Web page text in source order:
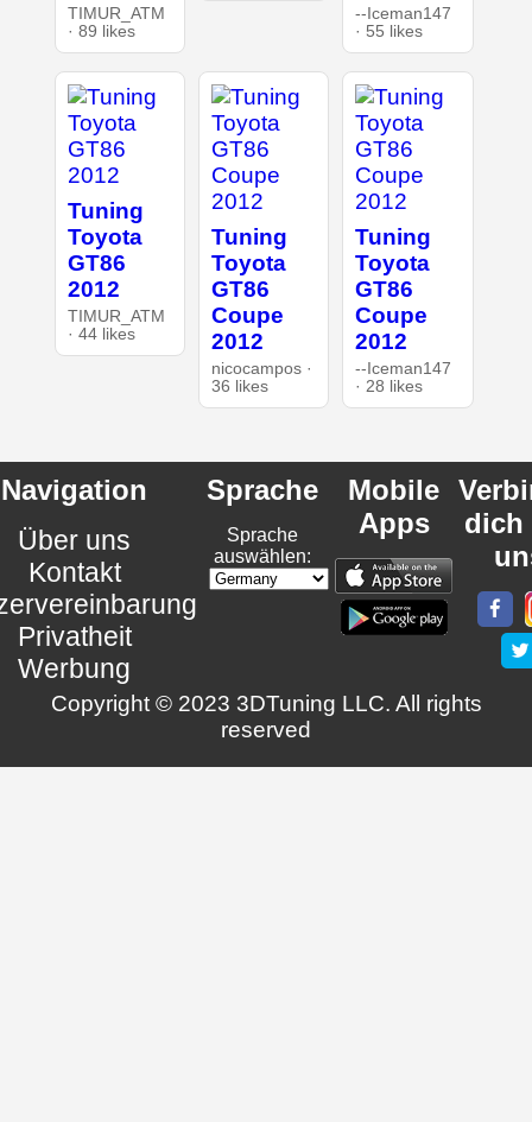
TIMUR_ATM
· 89 likes
--Iceman147
· 55 likes
Tuning
Toyota
GT86
2012
TIMUR_ATM
· 44 likes
Tuning
Toyota
GT86
Coupe
2012
nicocampos ·
36 likes
Tuning
Toyota
GT86
Coupe
2012
--Iceman147
· 28 likes
Navigation
Über uns
Kontakt
Privatheit
Werbung
Sprache
Sprache
auswählen:
Mobile
Apps
dich
Copyright © 2023 3DTuning LLC. All rights
reserved